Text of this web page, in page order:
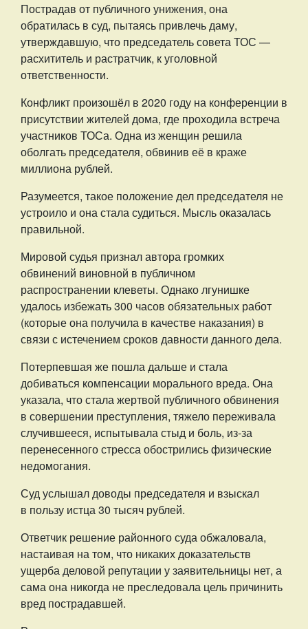
Пострадав от публичного унижения, она
обратилась в суд, пытаясь привлечь даму,
утверждавшую, что председатель совета ТОС —
расхититель и растратчик, к уголовной
ответственности.
Конфликт произошёл в 2020 году на конференции в
присутствии жителей дома, где проходила встреча
участников ТОСа. Одна из женщин решила
оболгать председателя, обвинив её в краже
миллиона рублей.
Разумеется, такое положение дел председателя не
устроило и она стала судиться. Мысль оказалась
правильной.
Мировой судья признал автора громких
обвинений виновной в публичном
распространении клеветы. Однако лгунишке
удалось избежать 300 часов обязательных работ
(которые она получила в качестве наказания) в
связи с истечением сроков давности данного дела.
Потерпевшая же пошла дальше и стала
добиваться компенсации морального вреда. Она
указала, что стала жертвой публичного обвинения
в совершении преступления, тяжело переживала
случившееся, испытывала стыд и боль, из-за
перенесенного стресса обострились физические
недомогания.
Суд услышал доводы председателя и взыскал
в пользу истца 30 тысяч рублей.
Ответчик решение районного суда обжаловала,
настаивая на том, что никаких доказательств
ущерба деловой репутации у заявительницы нет, а
сама она никогда не преследовала цель причинить
вред пострадавшей.